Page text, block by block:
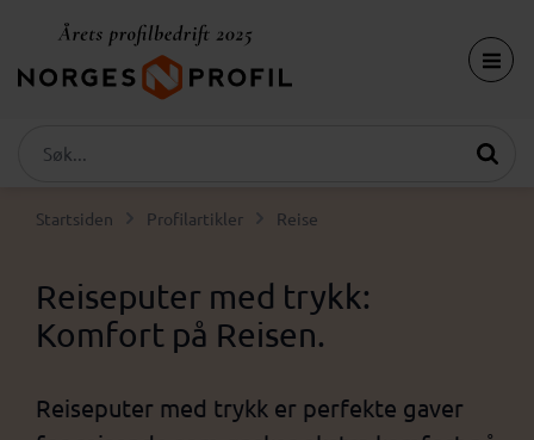
Startsiden Profilartikler Reise
Reiseputer med trykk:
Komfort på Reisen.
Reiseputer med trykk er perfekte gaver